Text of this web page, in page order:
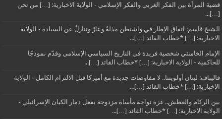
قضية المرأة بين الفكر الغربي والفكر الإسلامي - الولاية الاخبارية: […] من نحن
[…]...
الشيخ قاسم: اتفاق الإطار في واشنطن مذلةٌ وعارٌ وتنازلٌ عن السيادة - الولاية
الاخبارية: […] *خطاب القائد […]...
الإمام الخامنئي شخصية فريدة في التاريخ السياسي الإسلامي وقدّم نموذجًا
للحاكمية - الولاية الاخبارية: […] *خطاب القائد […]...
قاليباف: لبنان أولويتنا.. لا مفاوضات جديدة مع أميركا قبل الالتزام الكامل - الولاية
الاخبارية: […] *خطاب القائد […]...
بين الركام والعطش.. غزة تواجه مأساة مزدوجة بفعل دمار الكيان الإسرائيلي -
الولاية الاخبارية: […] *خطاب القائد […]...